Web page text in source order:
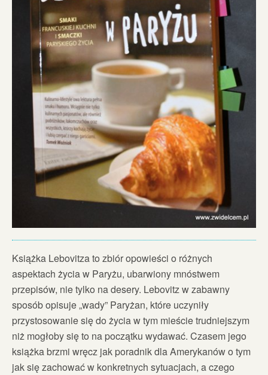
Książka Lebovitza to zbiór opowieści o różnych
aspektach życia w Paryżu, ubarwiony mnóstwem
przepisów, nie tylko na desery. Lebovitz w zabawny
sposób opisuje „wady” Paryżan, które uczyniły
przystosowanie się do życia w tym mieście trudniejszym
niż mogłoby się to na początku wydawać. Czasem jego
książka brzmi wręcz jak poradnik dla Amerykanów o tym
jak się zachować w konkretnych sytuacjach, a czego